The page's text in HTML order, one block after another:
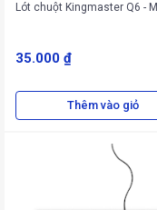
Lót chuột Kingmaster Q6 - M
35.000 ₫
Thêm vào giỏ